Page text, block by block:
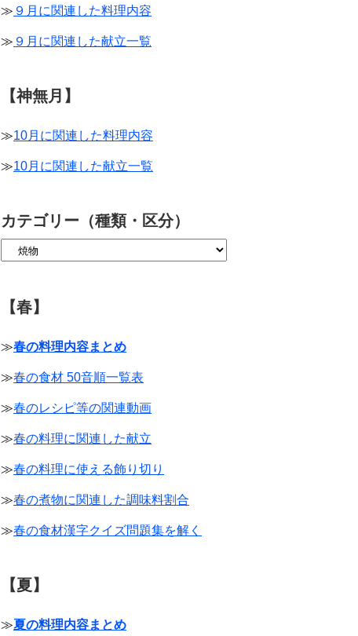
≫ ９月に関連した料理内容
≫ ９月に関連した献立一覧
【神無月】
≫10月に関連した料理内容
≫10月に関連した献立一覧
カテゴリー（種類・区分）
【春】
≫春の料理内容まとめ
≫春の食材 50音順一覧表
≫春のレシピ等の関連動画
≫春の料理に関連した献立
≫春の料理に使える飾り切り
≫春の煮物に関連した調味料割合
≫春の食材漢字クイズ問題集を解く
【夏】
≫夏の料理内容まとめ